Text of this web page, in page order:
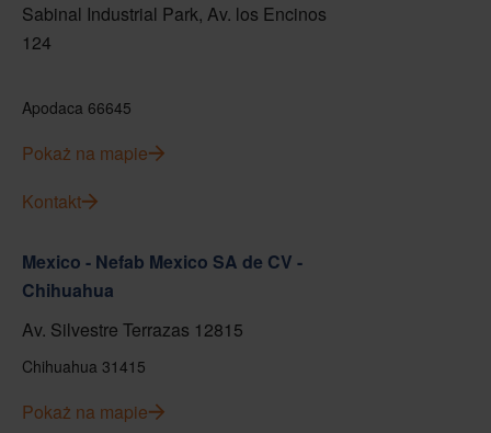
Sabinal Industrial Park, Av. los Encinos
124
Apodaca 66645
Pokaż na mapie
Kontakt
Mexico - Nefab Mexico SA de CV -
Chihuahua
Av. Silvestre Terrazas 12815
Chihuahua 31415
Pokaż na mapie